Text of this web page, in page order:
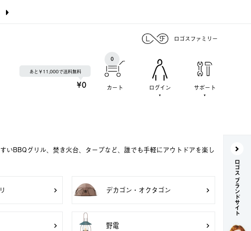
ロゴスファミリー
あと￥11,000で送料無料
¥0 カート
0
ログイン サポート
BBQグリル、焚き火台、タープなど、誰でも手軽にアウトドアを楽し
デカゴン・オクタゴン
野電
ロゴス ブランドサイト